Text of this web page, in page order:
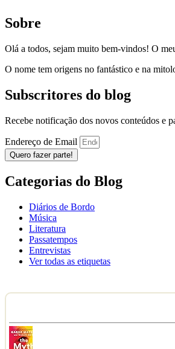
Sobre
Olá a todos, sejam muito bem-vindos! O
O nome tem origens no fantástico e na
Subscritores do blog
Recebe notificação dos novos conteúdos e
Endereço de Email
Quero fazer parte!
Categorias do Blog
Diários de Bordo
Música
Literatura
Passatempos
Entrevistas
Ver todas as etiquetas